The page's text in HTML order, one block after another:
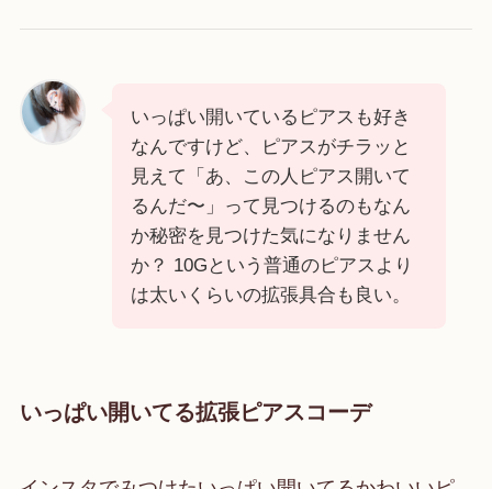
いっぱい開いているピアスも好き
なんですけど、ピアスがチラッと
見えて「あ、この人ピアス開いて
るんだ〜」って見つけるのもなん
か秘密を見つけた気になりません
か？ 10Gという普通のピアスより
は太いくらいの拡張具合も良い。
いっぱい開いてる拡張ピアスコーデ